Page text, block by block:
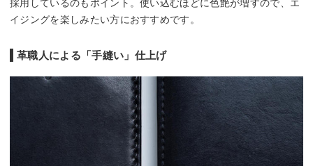
採用しているのもポイント。使い込むほどに色艶が増すので、エ
イジングを楽しみたい方におすすめです。
革職人による「手縫い」仕上げ